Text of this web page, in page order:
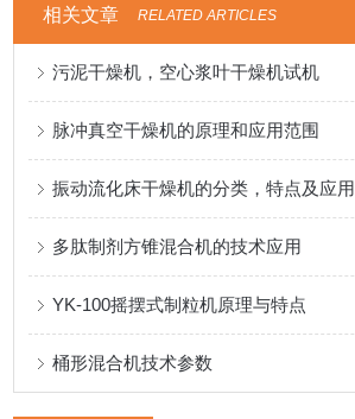
相关文章 RELATED ARTICLES
污泥干燥机，空心浆叶干燥机试机
脉冲真空干燥机的原理和应用范围
振动流化床干燥机的分类，特点及应用
多肽制剂方锥混合机的技术应用
YK-100摇摆式制粒机原理与特点
桶形混合机技术参数